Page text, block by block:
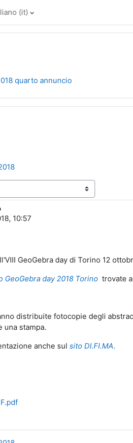
‎(it)‎
quarto annuncio
10:57
GeoGebra day di Torino 12
GeoGebra day 2018 Torinotrovate
distribuite fotocopie degli
una stampa.
anche sul sito DI.FI.MA.